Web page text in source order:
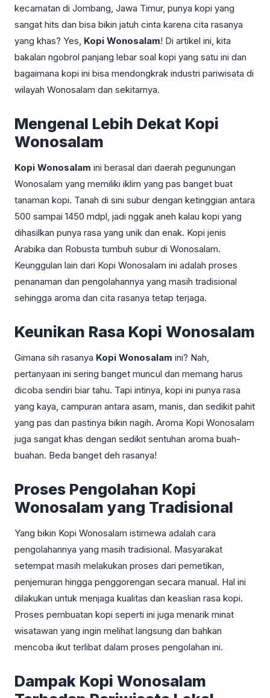
kecamatan di Jombang, Jawa Timur, punya kopi yang
sangat hits dan bisa bikin jatuh cinta karena cita rasanya
yang khas? Yes, Kopi Wonosalam! Di artikel ini, kita
bakalan ngobrol panjang lebar soal kopi yang satu ini dan
bagaimana kopi ini bisa mendongkrak industri pariwisata di
wilayah Wonosalam dan sekitarnya.
Mengenal Lebih Dekat Kopi
Wonosalam
Kopi Wonosalam ini berasal dari daerah pegunungan
Wonosalam yang memiliki iklim yang pas banget buat
tanaman kopi. Tanah di sini subur dengan ketinggian antara
500 sampai 1450 mdpl, jadi nggak aneh kalau kopi yang
dihasilkan punya rasa yang unik dan enak. Kopi jenis
Arabika dan Robusta tumbuh subur di Wonosalam.
Keunggulan lain dari Kopi Wonosalam ini adalah proses
penanaman dan pengolahannya yang masih tradisional
sehingga aroma dan cita rasanya tetap terjaga.
Keunikan Rasa Kopi Wonosalam
Gimana sih rasanya Kopi Wonosalam ini? Nah,
pertanyaan ini sering banget muncul dan memang harus
dicoba sendiri biar tahu. Tapi intinya, kopi ini punya rasa
yang kaya, campuran antara asam, manis, dan sedikit pahit
yang pas dan pastinya bikin nagih. Aroma Kopi Wonosalam
juga sangat khas dengan sedikit sentuhan aroma buah-
buahan. Beda banget deh rasanya!
Proses Pengolahan Kopi
Wonosalam yang Tradisional
Yang bikin Kopi Wonosalam istimewa adalah cara
pengolahannya yang masih tradisional. Masyarakat
setempat masih melakukan proses dari pemetikan,
penjemuran hingga penggorengan secara manual. Hal ini
dilakukan untuk menjaga kualitas dan keaslian rasa kopi.
Proses pembuatan kopi seperti ini juga menarik minat
wisatawan yang ingin melihat langsung dan bahkan
mencoba ikut terlibat dalam proses pengolahan ini.
Dampak Kopi Wonosalam